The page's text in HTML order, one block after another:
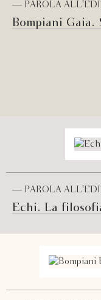
— PAROLA
Bompiani Gaia.
— PAROLA
Echi. La